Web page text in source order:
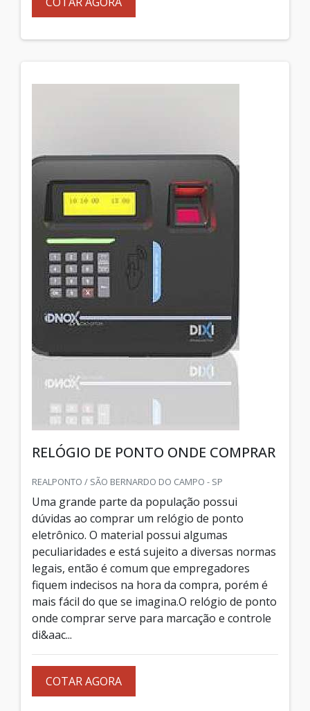
RELÓGIO DE PONTO ONDE COMPRAR
REALPONTO / SÃO BERNARDO DO CAMPO - SP
Uma grande parte da população possui
dúvidas ao comprar um relógio de ponto
eletrônico. O material possui algumas
peculiaridades e está sujeito a diversas normas
legais, então é comum que empregadores
fiquem indecisos na hora da compra, porém é
mais fácil do que se imagina.O relógio de ponto
onde comprar serve para marcação e controle
di&aac...
COTAR AGORA